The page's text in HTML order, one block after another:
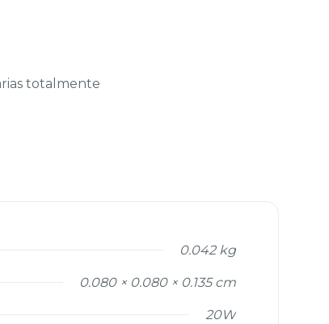
totalmente
0.042 kg
0.080 × 0.080 × 0.135 cm
20W